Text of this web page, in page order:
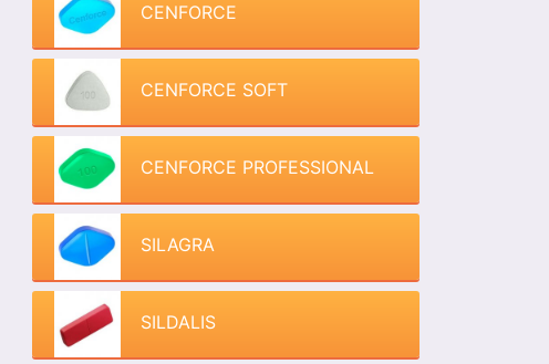
CENFORCE
CENFORCE SOFT
CENFORCE PROFESSIONAL
SILAGRA
SILDALIS